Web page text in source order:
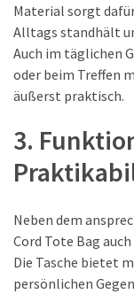
Material sorgt
Alltags standhält
Auch im täglichen
oder beim Treffen
äußerst praktisch.
3.
Neben dem
Cord Tote Bag
Die Tasche bietet
persönlichen